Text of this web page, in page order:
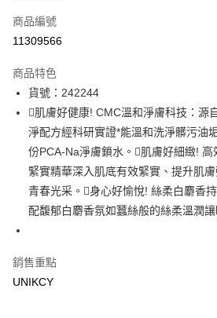
信用卡一次付款
LINE Pay
Apple Pay
街口支付
悠遊付
Google Pay
7-11取貨付款［需3-5個工作天不含預購商
商品編號
11309566
商品特色
貨號：242244
肌膚好健康! CMC溫和淨膚科技：源
淨配方經科研實證*能溫和洗淨髒污油
份PCA-Na淨膚鎖水。肌膚好細緻!
緊實精華深入肌底有效緊實、提升肌
青春光采。身心好愉悅! 絲柔白麝香
配馥郁白麝香氛如蠶絲般的絲柔溫潤
銷售重點
UNIKCY